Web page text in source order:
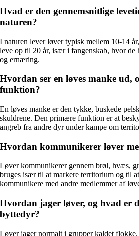
Hvad er den gennemsnitlige
naturen?
I naturen lever løver typisk mellem 10-14
leve op til 20 år, især i fangenskab, hvor de
og ernæring.
Hvordan ser en løves manke ud,
funktion?
En løves manke er den tykke, buskede
skuldrene. Den primære funktion er at
angreb fra andre dyr under kampe om
Hvordan kommunikerer løver
Løver kommunikerer gennem brøl, hvæs,
bruges især til at markere territorium og til
kommunikere med andre medlemmer af
Hvordan jager løver, og hvad er
byttedyr?
Løver jager normalt i grupper kaldet flokke.